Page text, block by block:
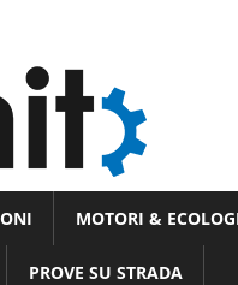
e
MOTORI &
PROVE SU STRADA